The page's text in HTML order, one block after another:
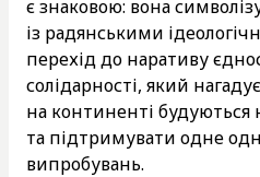
є знаковою: вона
із радянськими
перехід до наративу
солідарності, який
на континенті будуються
та підтримувати одне
випробувань.